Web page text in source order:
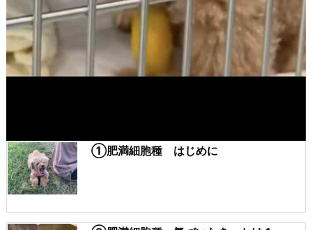
①肥満細胞種 はじめに